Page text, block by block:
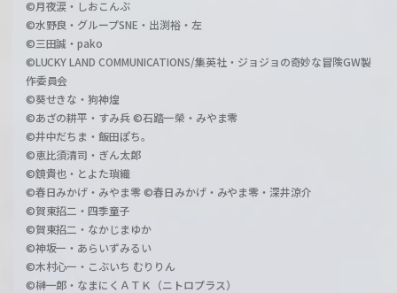
©月夜涙・しおこんぶ
©水野良・グループSNE・出渕裕・左
©三田誠・pako
©LUCKY LAND COMMUNICATIONS/集英社・ジョジョの奇妙な冒険GW製
作委員会
©葵せきな・狗神煌
©あざの耕平・すみ兵 ©石踏一榮・みやま零
©井中だちま・飯田ぽち。
©恵比須清司・ぎん太郎
©鏡貴也・とよた瑣織
©春日みかげ・みやま零 ©春日みかげ・みやま零・深井涼介
©賀東招二・四季童子
©賀東招二・なかじまゆか
©神坂一・あらいずみるい
©木村心一・こぶいち むりりん
©榊一郎・なまにくＡＴＫ（ニトロプラス）